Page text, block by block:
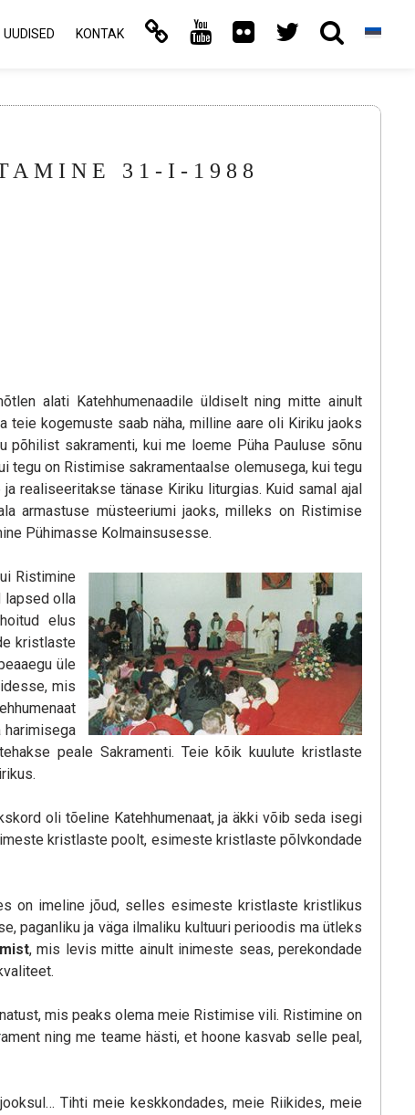
UUDISED KONTAK
31-I-1988
alati Katehhumenaadile üldiselt ning mitte ainult
teie kogemuste saab näha, milline aare oli Kiriku jaoks
sakramenti, kui me loeme Püha Pauluse sõnu
tegu on Ristimise sakramentaalse olemusega, kui tegu
realiseeritakse tänase Kiriku liturgias. Kuid samal ajal
armastuse müsteeriumi jaoks, milleks on Ristimise
Pühimasse Kolmainsusesse.
Ristimine
lapsed olla
elus
kristlaste
üle
mis
peale Sakramenti. Teie kõik kuulute kristlaste
oli tõeline Katehhumenaat, ja äkki võib seda isegi
kristlaste poolt, esimeste kristlaste põlvkondade
on imeline jõud, selles esimeste kristlaste kristlikus
paganliku ja väga ilmaliku kultuuri perioodis ma ütleks
, mis levis mitte ainult inimeste seas, perekondade
mis peaks olema meie Ristimise vili. Ristimine on
ning me teame hästi, et hoone kasvab selle peal,
Tihti meie keskkondades, meie Riikides, meie